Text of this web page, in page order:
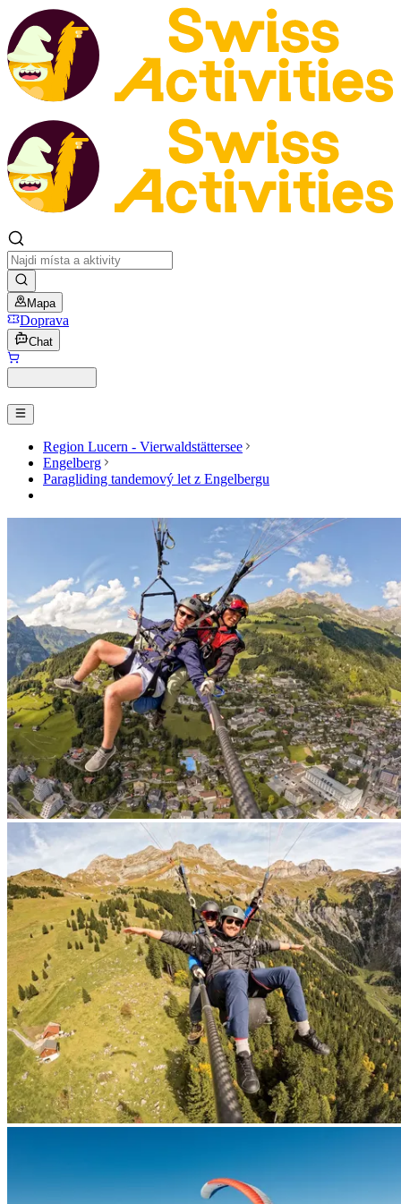
Mapa
Doprava
Chat
Region Lucern - Vierwaldstättersee
Engelberg
Paragliding tandemový let z Engelbergu